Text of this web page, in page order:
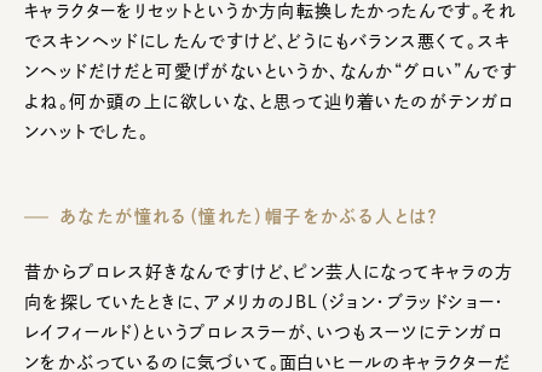
キャラクターをリセットというか方向転換したかったんです。それ
でスキンヘッドにしたんですけど、どうにもバランス悪くて。スキ
ンヘッドだけだと可愛げがないというか、なんか“グロい”んです
よね。何か頭の上に欲しいな、と思って辿り着いたのがテンガロ
ンハットでした。
あなたが憧れる（憧れた）帽子をかぶる人とは？
昔からプロレス好きなんですけど、ピン芸人になってキャラの方
向を探していたときに、アメリカのJBL（ジョン・ブラッドショー・
レイフィールド）というプロレスラーが、いつもスーツにテンガロ
ンをかぶっているのに気づいて。面白いヒールのキャラクターだ